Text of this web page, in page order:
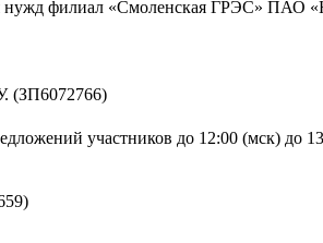
нужд филиал «Смоленская ГРЭС» ПАО
(ЗП6072766)
участников до 12:00 (мск) до